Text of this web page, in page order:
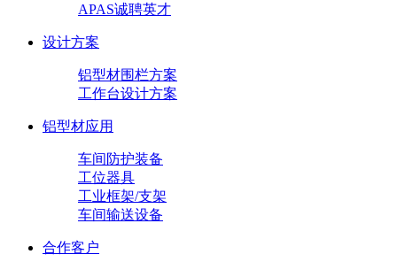
APAS诚聘英才
设计方案
铝型材围栏方案
工作台设计方案
铝型材应用
车间防护装备
工位器具
工业框架/支架
车间输送设备
合作客户